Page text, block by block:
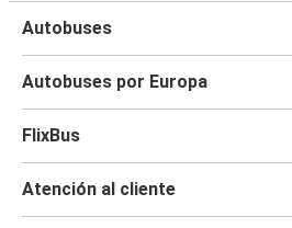
Autobuses
Autobuses por Europa
FlixBus
Atención al cliente